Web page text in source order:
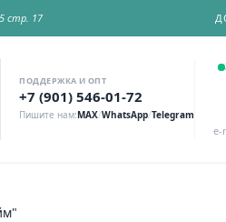
стр. 17
ПОДДЕРЖКА И ОПТ
+7 (901) 546-01-72
Пишите нам:MAX/WhatsApp/Telegram
e-